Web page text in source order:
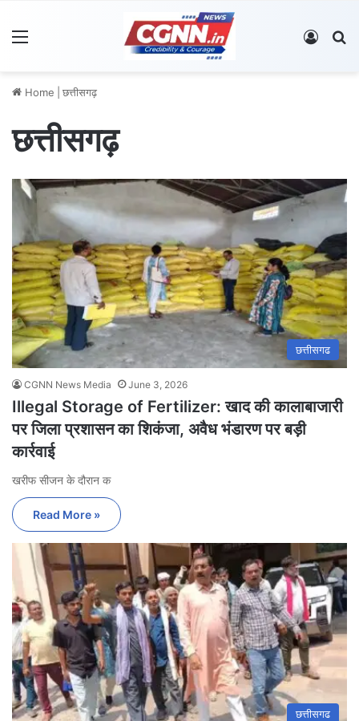
Log In
Home छत्तीसगढ़
छत्तीसगढ़
छत्तीसगढ
CGNN News Media June 3, 2026
Illegal Storage of Fertilizer: खाद की कालाबाजारी
पर जिला प्रशासन का शिकंजा, अवैध भंडारण पर बड़ी
कार्रवाई
खरीफ सीजन के दौरान क
Read More »
छत्तीसगढ